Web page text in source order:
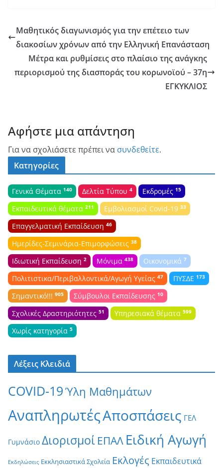
Μαθητικός διαγωνισμός για την επέτειο των
διακοσίων χρόνων από την Ελληνική Επανάσταση
Μέτρα και ρυθμίσεις στο πλαίσιο της ανάγκης
περιορισμού της διασποράς του κορωνοϊού – 37η
ΕΓΚΥΚΛΙΟΣ
Αφήστε μια απάντηση
Για να σχολιάσετε πρέπει να συνδεθείτε.
Κατηγορίες
Γενικά Θέματα 140 Δελτία Τύπου 4 Εκδρομές 15
Εκπαιδευτικά θέματα 211 Εμβολιασμοί Covid-19 33
Επαγγελματική Εκπαίδευση 46
Ημερίδες-Σεμινάρια-Επιμορφώσεις 38
Ιδιωτική Εκπαίδευση 2 Μόνιμα 438 Οικονομικά 7
Πολιτιστικα/Περιβαλλοντικά/Αγωγή Υγείας 47 ΠΥΣΔΕ 173
Σημαντικό!!! 905 Σύμβουλοι Εκπαίδευσης 10
Σχολικές Δραστηριότητες 51 Υπηρεσιακά θέματα 599
Χωρίς κατηγορία 5
Λέξεις Κλειδιά
COVID-19Ύλη Μαθημάτων
ΑναπληρωτέςΑποσπάσεις ΓΕΛ
Γυμνάσιο Διορισμοί ΕΠΑΛ Ειδική Αγωγή
Εκδηλώσεις Εκκλησιαστικά Σχολεία Εκλογές Εκπαιδευτικά